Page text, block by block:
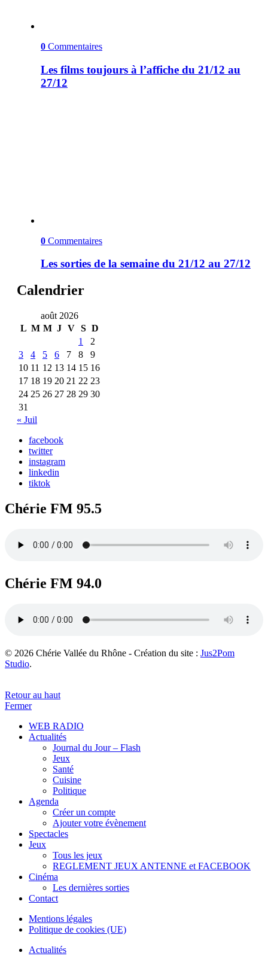
0 Commentaires
Les films toujours à l’affiche du 21/12 au
27/12
0 Commentaires
Les sorties de la semaine du 21/12 au 27/12
Calendrier
août 2026
L M M J V S D
1
2
3
4 5 6 7 8
9
10 11 12 13 14 15 16
17 18 19 20 21 22 23
24 25 26 27 28 29 30
31
« Juil
facebook
twitter
instagram
linkedin
tiktok
Chérie FM 95.5
Chérie FM 94.0
© 2026 Chérie Vallée du Rhône - Création du site : Jus2Pom
Studio.
Retour au haut
Fermer
WEB RADIO
Actualités
Journal du Jour – Flash
Jeux
Santé
Cuisine
Politique
Agenda
Créer un compte
Ajouter votre évènement
Spectacles
Jeux
Tous les jeux
REGLEMENT JEUX ANTENNE et FACEBOOK
Cinéma
Les dernières sorties
Contact
Mentions légales
Politique de cookies (UE)
Actualités